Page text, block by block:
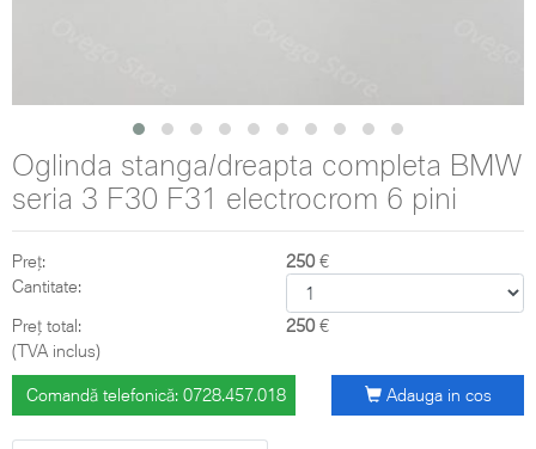
Oglinda stanga/dreapta completa BMW
seria 3 F30 F31 electrocrom 6 pini
Preț: 250€
Cantitate:
Preț total:
(TVA inclus)
250€
Comandă telefonică: 0728.457.018 Adauga in cos